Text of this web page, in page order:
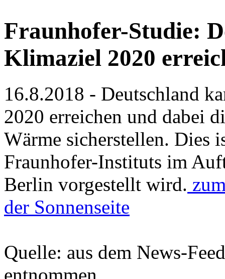
Fraunhofer-Studie:
Klimaziel 2020
16.8.2018 - Deutschland
2020 erreichen und dabei
Wärme sicherstellen. Dies
Fraunhofer-Instituts im
Berlin vorgestellt wird.
der Sonnenseite
Quelle: aus dem News-
entnommen .